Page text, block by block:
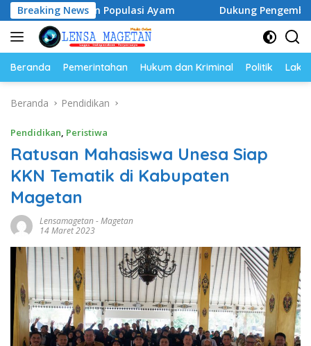
Langsung
ke
konten
Breaking News
Populasi Ayam Dukung Pengembangan Kampus
Beranda Pemerintahan Hukum dan Kriminal Politik
Beranda Pendidikan
Pendidikan, Peristiwa
Ratusan Mahasiswa Unesa Siap
KKN Tematik di Kabupaten
Magetan
Lensamagetan-Magetan
14 Maret 2023